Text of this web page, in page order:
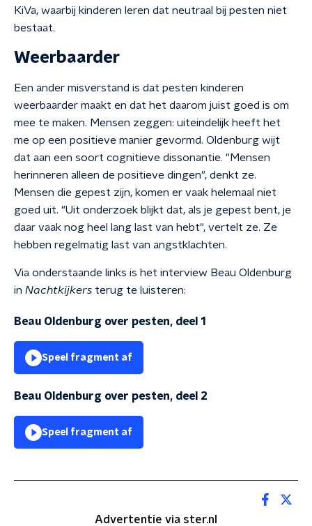
KiVa, waarbij kinderen leren dat neutraal bij pesten niet
bestaat.
Weerbaarder
Een ander misverstand is dat pesten kinderen
weerbaarder maakt en dat het daarom juist goed is om
mee te maken. Mensen zeggen: uiteindelijk heeft het
me op een positieve manier gevormd. Oldenburg wijt
dat aan een soort cognitieve dissonantie. "Mensen
herinneren alleen de positieve dingen", denkt ze.
Mensen die gepest zijn, komen er vaak helemaal niet
goed uit. "Uit onderzoek blijkt dat, als je gepest bent, je
daar vaak nog heel lang last van hebt", vertelt ze. Ze
hebben regelmatig last van angstklachten.
Via onderstaande links is het interview Beau Oldenburg
in Nachtkijkers terug te luisteren:
Beau Oldenburg over pesten, deel 1
Speel fragment af
Beau Oldenburg over pesten, deel 2
Speel fragment af
Advertentie via ster.nl